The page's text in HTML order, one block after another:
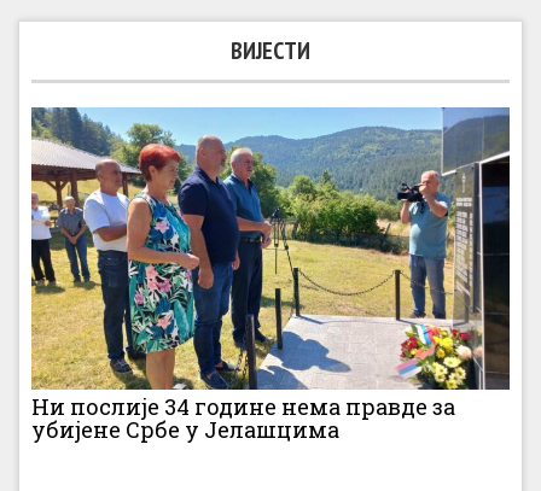
ВИЈЕСТИ
Ни послије 34 године нема правде за
убијене Србе у Јелашцима